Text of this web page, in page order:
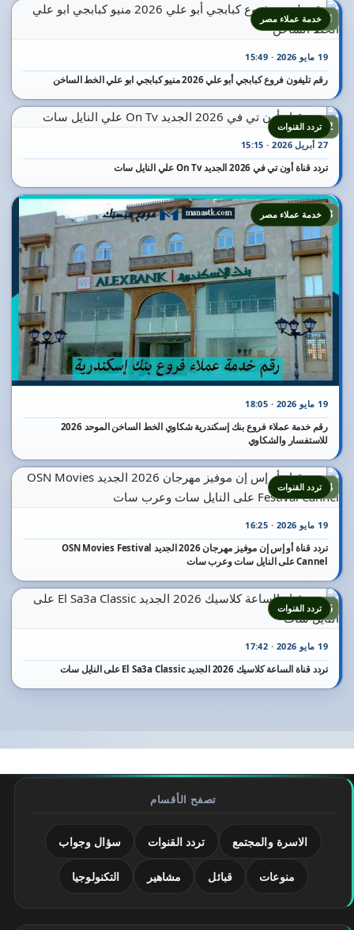
21
19 مايو 2026 · 15:49
رقم تليفون فروع كبابجي أبو علي 2026 منيو كبابجي ابو علي الخط الساخن
خدمة عملاء مصر
22
27 أبريل 2026 · 15:15
تردد قناة أون تي في 2026 الجديد On Tv علي النايل سات
تردد القنوات
23
19 مايو 2026 · 18:05
رقم خدمة عملاء فروع بنك إسكندرية شكاوي الخط الساخن الموحد 2026
للاستفسار والشكاوي
خدمة عملاء مصر
24
19 مايو 2026 · 16:25
تردد قناة أو إس إن موفيز مهرجان 2026 الجديد OSN Movies Festival
Cannel على النايل سات وعرب سات
تردد القنوات
25
19 مايو 2026 · 17:42
تردد قناة الساعة كلاسيك 2026 الجديد El Sa3a Classic على النايل سات
تردد القنوات
تصفح الأقسام
الاسرة والمجتمع تردد القنوات سؤال وجواب
منوعات قبائل مشاهير التكنولوجيا